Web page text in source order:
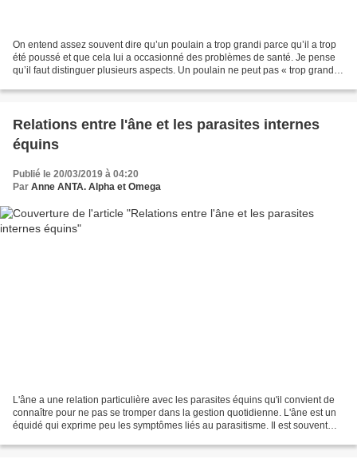
On entend assez souvent dire qu’un poulain a trop grandi parce qu’il a trop
été poussé et que cela lui a occasionné des problèmes de santé. Je pense
qu’il faut distinguer plusieurs aspects. Un poulain ne peut pas « trop grandir
Relations entre l'âne et les parasites internes
équins
Publié le 20/03/2019 à 04:20
Par Anne ANTA. Alpha et Omega
L'âne a une relation particulière avec les parasites équins qu'il convient de
connaître pour ne pas se tromper dans la gestion quotidienne. L'âne est un
équidé qui exprime peu les symptômes liés au parasitisme. Il est souvent